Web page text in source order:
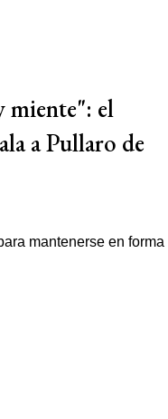
miente": el
a Pullaro de